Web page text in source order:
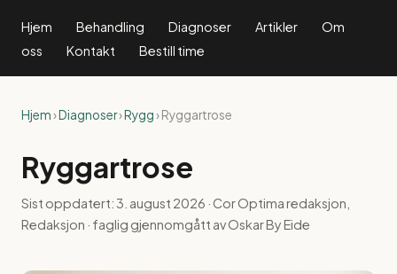
Hjem Behandling Diagnoser Artikler
Om
oss
Kontakt Bestill time
Hjem›Diagnoser›Rygg› Ryggartrose
Ryggartrose
Sist oppdatert:3. august 2026 · Cor Optima redaksjon,
Redaksjon · faglig gjennomgått av Oskar By Eide